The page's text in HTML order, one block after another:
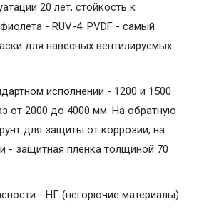
20 лет, стойкость к
- RUV-4. PVDF - самый
для навесных вентилируемых
исполнении - 1200 и 1500
от 2000 до 4000 мм. На обратную
для защиты от коррозии, на
- защитная пленка толщиной 70
- НГ (негорючие материалы).